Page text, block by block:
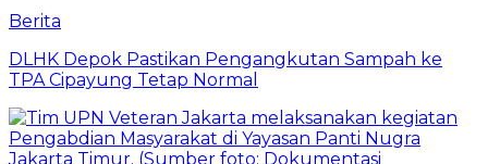
Berita
DLHK Depok Pastikan Pengangkutan Sampah ke
TPA Cipayung Tetap Normal